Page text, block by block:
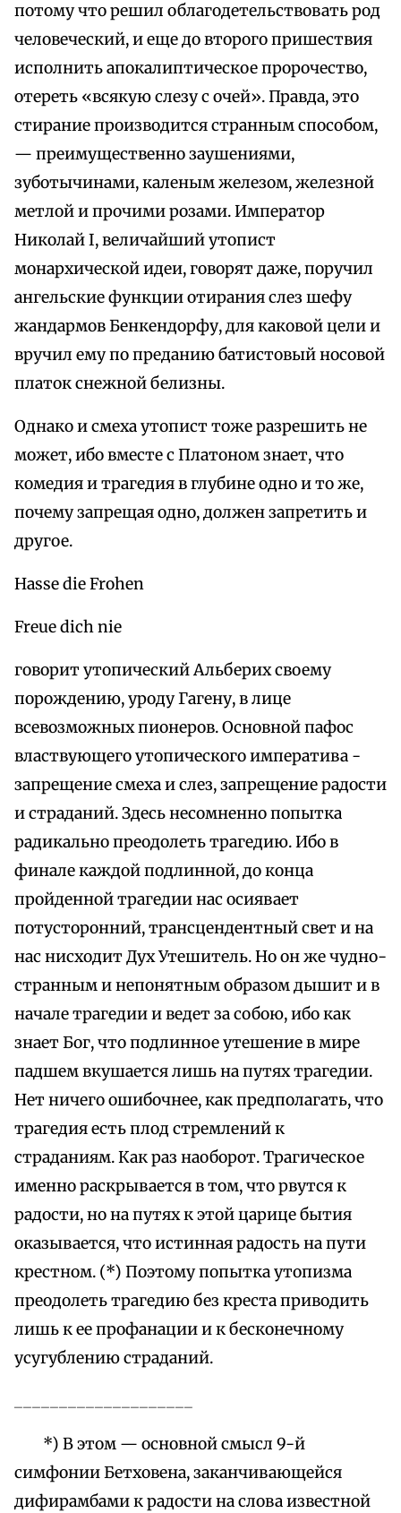
потому что решил облагодетельствовать род
человеческий, и еще до второго пришествия
исполнить апокалиптическое пророчество,
отереть «всякую слезу с очей». Правда, это
стирание производится странным способом,
— преимущественно заушениями,
зуботычинами, каленым железом, железной
метлой и прочими розами. Император
Николай I, величайший утопист
монархической идеи, говорят даже, поручил
ангельские функции отирания слез шефу
жандармов Бенкендорфу, для каковой цели и
вручил ему по преданию батистовый носовой
платок снежной белизны.
Однако и смеха утопист тоже разрешить не
может, ибо вместе с Платоном знает, что
комедия и трагедия в глубине одно и то же,
почему запрещая одно, должен запретить и
другое.
Hasse die Frohen
Freue dich nie
говорит утопический Альберих своему
порождению, уроду Гагену, в лице
всевозможных пионеров. Основной пафос
властвующего утопического императива -
запрещение смеха и слез, запрещение радости
и страданий. Здесь несомненно попытка
радикально преодолеть трагедию. Ибо в
финале каждой подлинной, до конца
пройденной трагедии нас осиявает
потусторонний, трансцендентный свет и на
нас нисходит Дух Утешитель. Но он же чудно-
странным и непонятным образом дышит и в
начале трагедии и ведет за собою, ибо как
знает Бог, что подлинное утешение в мире
падшем вкушается лишь на путях трагедии.
Нет ничего ошибочнее, как предполагать, что
трагедия есть плод стремлений к
страданиям. Как раз наоборот. Трагическое
именно раскрывается в том, что рвутся к
радости, но на путях к этой царице бытия
оказывается, что истинная радость на пути
крестном. (*) Поэтому попытка утопизма
преодолеть трагедию без креста приводить
лишь к ее профанации и к бесконечному
усугублению страданий.
*) В этом — основной смысл 9-й
симфонии Бетховена, заканчивающейся
дифирамбами к радости на слова известной